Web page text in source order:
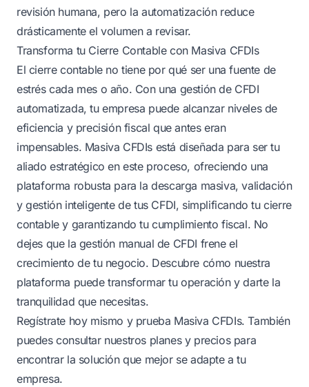
revisión humana, pero la automatización reduce
drásticamente el volumen a revisar.
Transforma tu Cierre Contable con Masiva CFDIs
El cierre contable no tiene por qué ser una fuente de
estrés cada mes o año. Con una gestión de CFDI
automatizada, tu empresa puede alcanzar niveles de
eficiencia y precisión fiscal que antes eran
impensables. Masiva CFDIs está diseñada para ser tu
aliado estratégico en este proceso, ofreciendo una
plataforma robusta para la descarga masiva, validación
y gestión inteligente de tus CFDI, simplificando tu cierre
contable y garantizando tu cumplimiento fiscal. No
dejes que la gestión manual de CFDI frene el
crecimiento de tu negocio. Descubre cómo nuestra
plataforma puede transformar tu operación y darte la
tranquilidad que necesitas.
Regístrate hoy mismo y prueba Masiva CFDIs. También
puedes consultar nuestros planes y preciospara
encontrar la solución que mejor se adapte a tu
empresa.